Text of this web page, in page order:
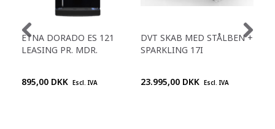
ETNA DORADO ES 121
LEASING PR. MDR.
895,00 DKK Escl. IVA
DVT SKAB MED STÅLBEN +
SPARKLING 17I
23.995,00 DKK Escl. IVA